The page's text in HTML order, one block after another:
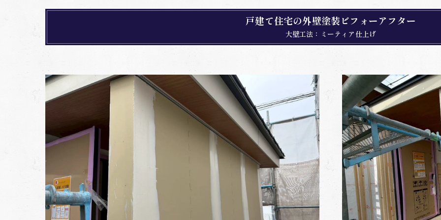
下塗り
上塗り・ミーティア仕上げ
洗練されたニュートラルカラー「T1401」が引き出すモダン
現代的なスタイリッシュさと上品さの両立
グレーだから際立つ「陰影」のディテール
街並みに調和しつつ、手仕事の個性が光る
わずか3日で実現する、世界に一つだけの意匠性外壁
この記事の著者
株式会社Plus-A 代表/一級塗装技能士
戸建て住宅の外壁塗装ビフォーアフター
大壁工法：ミーティア仕上げ